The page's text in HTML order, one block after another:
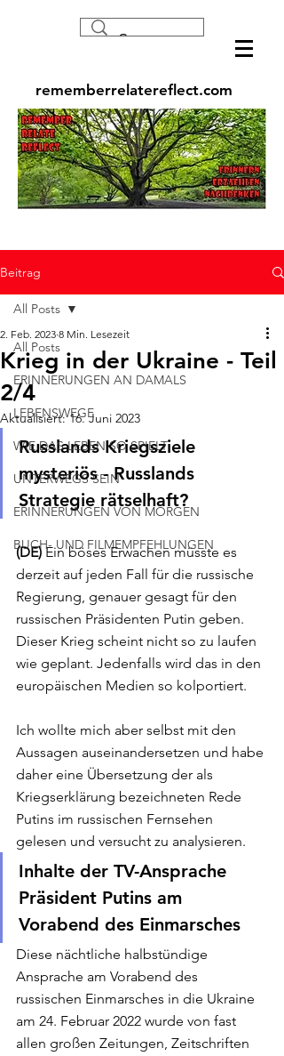
rememberrelatereflect.com
Beitrag
All Posts
ERINNERUNGEN AN DAMALS
LEBENSWEGE
WIE DAS LEBEN SO SPIELT
UNTERWEGS SEIN
ERINNERUNGEN VON MORGEN
BUCH- UND FILMEMPFEHLUNGEN
All Posts
Krieg in der Ukraine - Teil
2/4
2. Feb. 2023 8 Min. Lesezeit
Aktualisiert:16. Juni 2023
Russlands Kriegsziele
mysteriös - Russlands
Strategie rätselhaft?
(DE) Ein böses Erwachen müsste es
derzeit auf jeden Fall für die russische
Regierung, genauer gesagt für den
russischen Präsidenten Putin geben.
Dieser Krieg scheint nicht so zu laufen
wie geplant. Jedenfalls wird das in den
europäischen Medien so kolportiert.
Ich wollte mich aber selbst mit den
Aussagen auseinandersetzen und habe
daher eine Übersetzung der als
Kriegserklärung bezeichneten Rede
Putins im russischen Fernsehen
gelesen und versucht zu analysieren.
Inhalte der TV-Ansprache
Präsident Putins am
Vorabend des Einmarsches
Diese nächtliche halbstündige
Ansprache am Vorabend des
russischen Einmarsches in die Ukraine
am 24. Februar 2022 wurde von fast
allen großen Zeitungen, Zeitschriften